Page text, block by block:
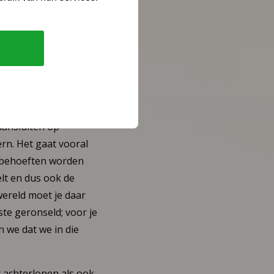
Het NJi
op
Het gaat vooral
worden
en dus ook de
moet je daar
geronseld; voor je
we dat we in die